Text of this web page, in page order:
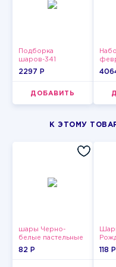
Подборка
шаров-341
2297 P
ДОБАВИТЬ
К ЭТОМУ
шары Черно-
белые пастельные
82 P 118 P